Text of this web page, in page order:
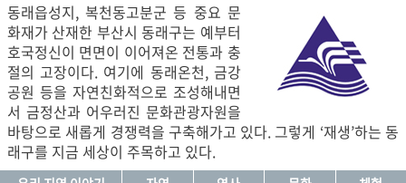
동래읍성지, 복천동고분군 등 중요 문
화재가 산재한 부산시 동래구는 예부터
호국정신이 면면이 이어져온 전통과 충
절의 고장이다. 여기에 동래온천, 금강
공원 등을 자연친화적으로 조성해내면
서 금정산과 어우러진 문화관광자원을
바탕으로 새롭게 경쟁력을 구축해가고 있다. 그렇게 ‘재생’하는 동
래구를 지금 세상이 주목하고 있다.